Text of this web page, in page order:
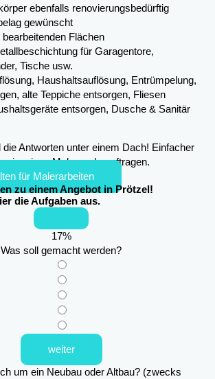
ebenfalls renovierungsbedürftig
gewünscht
Flächen
für Garagentore,
Tische usw.
Haushaltsauflösung, Entrümpelung,
alte Teppiche entsorgen, Fliesen
entsorgen, Dusche & Sanitär
die Antworten unter einem Dach! Einfacher
einen Maler zu beauftragen.
für Malerarbeiten
zu einem Angebot in Prötzel!
die Aufgaben aus.
17%
Was soll gemacht werden?
weiter
um ein Neubau oder Altbau? (zwecks